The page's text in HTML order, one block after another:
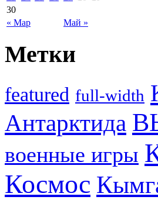
« Мар Май »
30
Метки
featured full-width
Антарктида
военные игры
Космос